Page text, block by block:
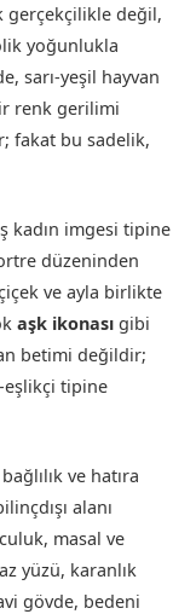
gerçekçilikle değil,
yoğunlukla
sarı-yeşil hayvan
renk gerilimi
fakat bu sadelik,
kadın imgesi tipine
düzeninden
ve ayla birlikte
aşk ikonası gibi
betimi değildir;
eşlikçi tipine
ve hatıra
alanı
masal ve
yüzü, karanlık
gövde, bedeni